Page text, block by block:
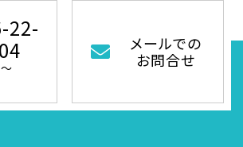
22-
メールでの
お問合せ